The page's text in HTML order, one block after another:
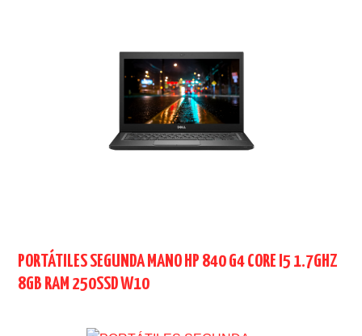
PORTÁTILES SEGUNDA MANO HP 840 G4 CORE I5 1.7GHZ
8GB RAM 250SSD W10